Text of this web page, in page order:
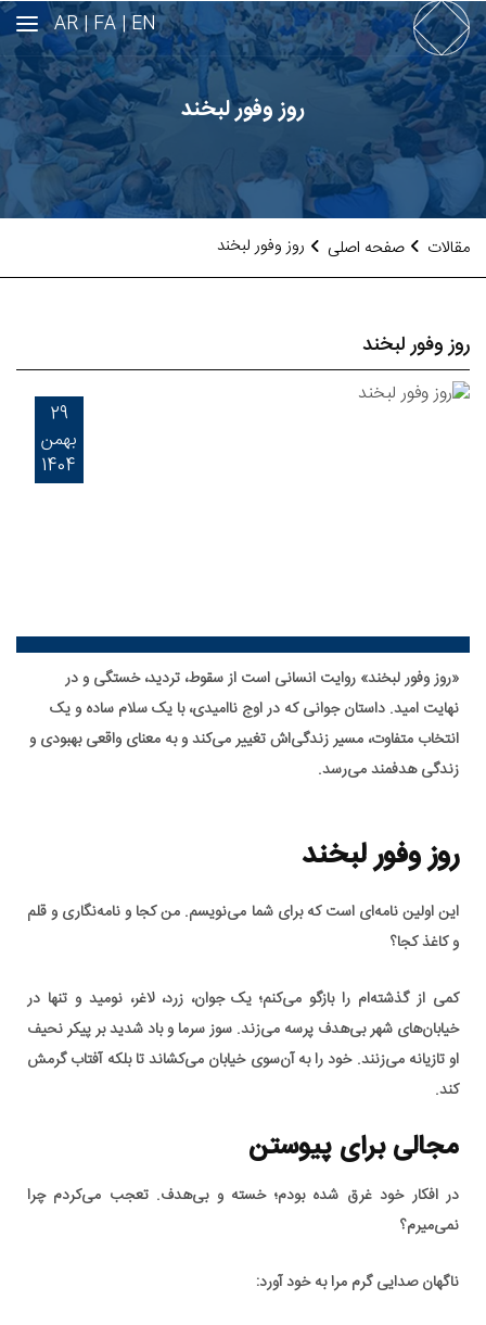
EN |
FA |
AR
روز وفور لبخند
مقالات صفحه اصلی روز وفور لبخند
روز وفور لبخند
29
بهمن
1404
«روز وفور لبخند» روایت انسانی است از سقوط، تردید، خستگی و در
نهایت امید. داستان جوانی که در اوج ناامیدی، با یک سلام ساده و یک
انتخاب متفاوت، مسیر زندگی‌اش تغییر می‌کند و به معنای واقعی بهبودی و
زندگی هدفمند می‌رسد.
روز وفور لبخند
این اولین نامه‌ای است که برای شما می‌نویسم. من کجا و نامه‌نگاری و قلم
و کاغذ کجا؟
کمی از گذشته‌ام را بازگو می‌کنم؛ یک جوان، زرد، لاغر، نومید و تنها در
خیابان‌های شهر بی‌هدف پرسه می‌زند. سوز سرما و باد شدید بر پیکر نحیف
او تازیانه می‌زنند. خود را به آن‌سوی خیابان می‌کشاند تا بلکه آفتاب گرمش
کند.
مجالی برای پیوستن
در افکار خود غرق شده بودم؛ خسته و بی‌هدف. تعجب می‌کردم چرا
نمی‌میرم؟
ناگهان صدایی گرم مرا به خود آورد: